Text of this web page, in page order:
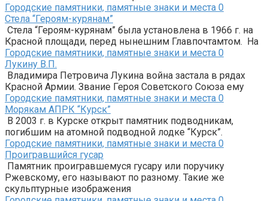
Городские памятники, памятные знаки и места 0
Стела “Героям-курянам”
Стела “Героям-курянам” была установлена в 1966 г. на
Красной площади, перед нынешним Главпочтамтом. На
Городские памятники, памятные знаки и места 0
Лукину В.П.
Владимира Петровича Лукина война застала в рядах
Красной Армии. Звание Героя Советского Союза ему
Городские памятники, памятные знаки и места 0
Морякам АПРК “Курск”
В 2003 г. в Курске открыт памятник подводникам,
погибшим на атомной подводной лодке “Курск”.
Городские памятники, памятные знаки и места 0
Проигравшийся гусар
Памятник проигравшемуся гусару или поручику
Ржевскому, его называют по разному. Такие же
скульптурные изображения